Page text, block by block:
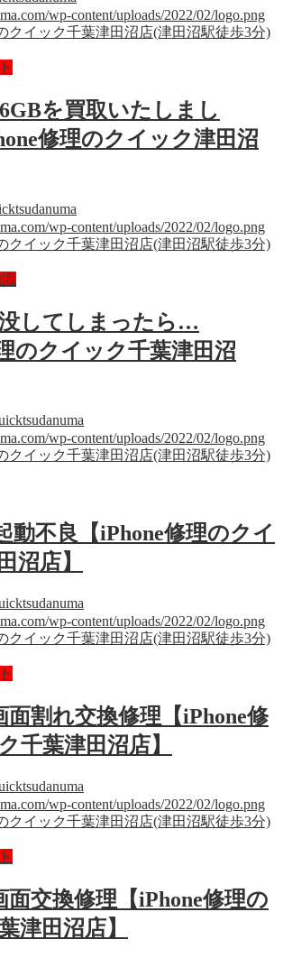
wp-content/uploads/2022/02/logo.png
クイック千葉津田沼店(津田沼駅徒歩3分)
を買取いたしまし
修理のクイック津田沼
wp-content/uploads/2022/02/logo.png
クイック千葉津田沼店(津田沼駅徒歩3分)
してしまったら…
のクイック千葉津田沼
wp-content/uploads/2022/02/logo.png
クイック千葉津田沼店(津田沼駅徒歩3分)
動不良【iPhone修理のクイ
沼店】
wp-content/uploads/2022/02/logo.png
クイック千葉津田沼店(津田沼駅徒歩3分)
面割れ交換修理【iPhone修
千葉津田沼店】
wp-content/uploads/2022/02/logo.png
クイック千葉津田沼店(津田沼駅徒歩3分)
面交換修理【iPhone修理の
津田沼店】